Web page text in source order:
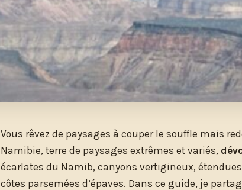
Vous rêvez de paysages à couper le souffle mais
Namibie, terre de paysages extrêmes et variés,
écarlates du Namib, canyons vertigineux,
côtes parsemées d’épaves. Dans ce guide, je